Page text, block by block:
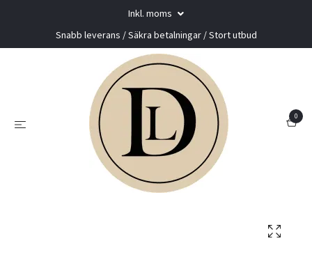
Inkl. moms
Snabb leverans / Säkra betalningar / Stort utbud
0